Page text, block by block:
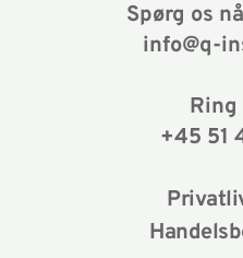
Spørg os
info@q-
+45 51